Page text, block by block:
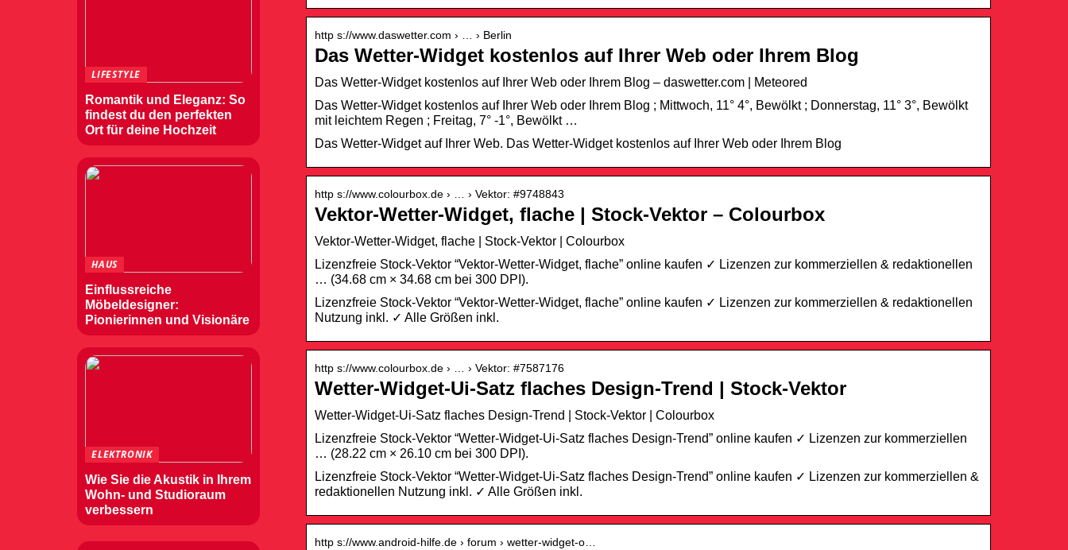
http s://www.daswetter.com › … › Berlin
Das Wetter-Widget kostenlos auf Ihrer Web oder Ihrem Blog
Das Wetter-Widget kostenlos auf Ihrer Web oder Ihrem Blog – daswetter.com | Meteored
Das Wetter-Widget kostenlos auf Ihrer Web oder Ihrem Blog ; Mittwoch, 11° 4°, Bewölkt ; Donnerstag, 11° 3°, Bewölkt
mit leichtem Regen ; Freitag, 7° -1°, Bewölkt …
Das Wetter-Widget auf Ihrer Web. Das Wetter-Widget kostenlos auf Ihrer Web oder Ihrem Blog
http s://www.colourbox.de › … › Vektor: #9748843
Vektor-Wetter-Widget, flache | Stock-Vektor – Colourbox
Vektor-Wetter-Widget, flache | Stock-Vektor | Colourbox
Lizenzfreie Stock-Vektor “Vektor-Wetter-Widget, flache” online kaufen ✓ Lizenzen zur kommerziellen & redaktionellen
… (34.68 cm × 34.68 cm bei 300 DPI).
Lizenzfreie Stock-Vektor “Vektor-Wetter-Widget, flache” online kaufen ✓ Lizenzen zur kommerziellen & redaktionellen
Nutzung inkl. ✓ Alle Größen inkl.
http s://www.colourbox.de › … › Vektor: #7587176
Wetter-Widget-Ui-Satz flaches Design-Trend | Stock-Vektor
Wetter-Widget-Ui-Satz flaches Design-Trend | Stock-Vektor | Colourbox
Lizenzfreie Stock-Vektor “Wetter-Widget-Ui-Satz flaches Design-Trend” online kaufen ✓ Lizenzen zur kommerziellen
… (28.22 cm × 26.10 cm bei 300 DPI).
Lizenzfreie Stock-Vektor “Wetter-Widget-Ui-Satz flaches Design-Trend” online kaufen ✓ Lizenzen zur kommerziellen &
redaktionellen Nutzung inkl. ✓ Alle Größen inkl.
http s://www.android-hilfe.de › forum › wetter-widget-o…
LIFESTYLE
Romantik und Eleganz: So
findest du den perfekten
Ort für deine Hochzeit
HAUS
Einflussreiche
Möbeldesigner:
Pionierinnen und Visionäre
ELEKTRONIK
Wie Sie die Akustik in Ihrem
Wohn- und Studioraum
verbessern